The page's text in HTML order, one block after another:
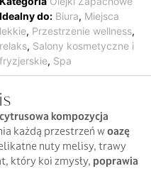
Idealny do: Biura, Miejsca
lekkie, Przestrzenie wellness,
relaks, Salony kosmetyczne i
fryzjerskie, Spa
kompozycja
każdą przestrzeń woazę
nuty melisy, trawy
który koi zmysły, poprawia